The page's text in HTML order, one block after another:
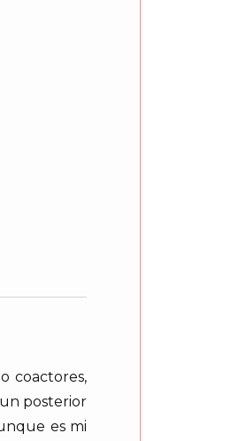
coactores,
posterior
es mi